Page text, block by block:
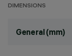
DIMENSIONS
General (mm)